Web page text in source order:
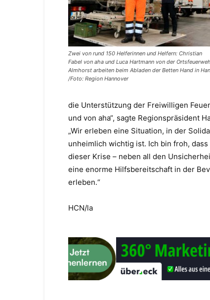
Zwei von rund 150 Helferinnen und Helfern: Christian
Fabel von aha und Luca Hartmann von der
Almhorst arbeiten beim Abladen der Betten Hand in
/Foto: Region Hannover
die Unterstützung der Freiwilligen
und von aha“, sagte Regionspräsident
„Wir erleben eine Situation, in der
unheimlich wichtig ist. Ich bin froh, dass
dieser Krise – neben all den
eine enorme Hilfsbereitschaft in der
erleben.“
HCN/la